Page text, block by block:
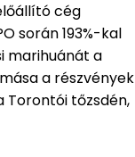
cég
során 193%-kal
marihuánát a
a részvények
Torontói tőzsdén,